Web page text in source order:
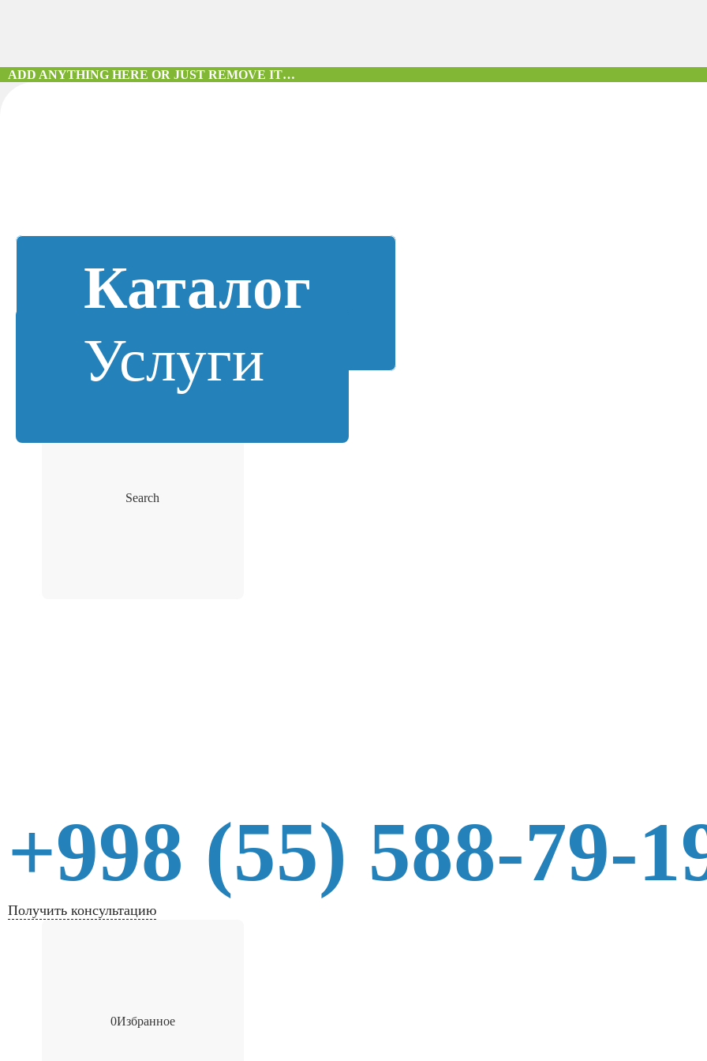
ADD ANYTHING HERE OR JUST REMOVE IT…
Каталог
Услуги
Search
+998 (55) 588-79-
Получить консультацию
0Избранное